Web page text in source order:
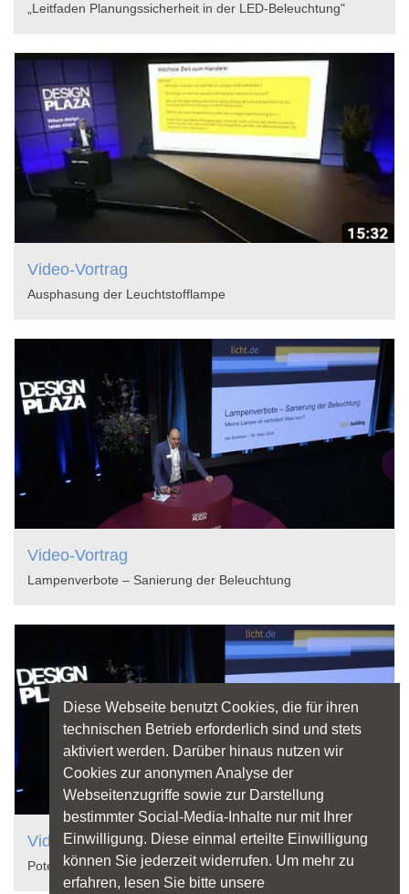
„Leitfaden Planungssicherheit in der LED-Beleuchtung"
Video-Vortrag
Ausphasung der Leuchtstofflampe
Video-Vortrag
Lampenverbote – Sanierung der Beleuchtung
Video-Vortrag
Potenziale nutzen: Umrüstung von Leuchten
Diese Webseite benutzt Cookies, die für ihren
technischen Betrieb erforderlich sind und stets
aktiviert werden. Darüber hinaus nutzen wir
Cookies zur anonymen Analyse der
Webseitenzugriffe sowie zur Darstellung
bestimmter Social-Media-Inhalte nur mit Ihrer
Einwilligung. Diese einmal erteilte Einwilligung
können Sie jederzeit widerrufen. Um mehr zu
erfahren, lesen Sie bitte unsere